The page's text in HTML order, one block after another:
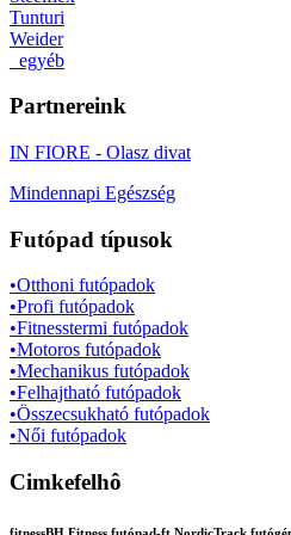
Tunturi
Weider
_egyéb
Partnereink
IN FIORE - Olasz divat
Mindennapi Egészség
Futópad típusok
•Otthoni futópadok
•Profi futópadok
•Fitnesstermi futópadok
•Motoros futópadok
•Mechanikus futópadok
•Felhajtható futópadok
•Összecsukható futópadok
•Női futópadok
Cimkefelhô